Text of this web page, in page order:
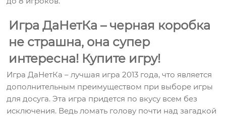
Игра ДаНетКа – черная коробка
не страшна, она супер
интересна! Купите игру!
Игра ДаНетКа – лучшая игра 2013 года, что является
дополнительным преимуществом при выборе игры
для досуга. Эта игра придется по вкусу всем без
исключения. Ведь ломать голову почти над загадкой